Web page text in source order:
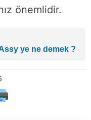
önemlidir.
ye ne demek ?